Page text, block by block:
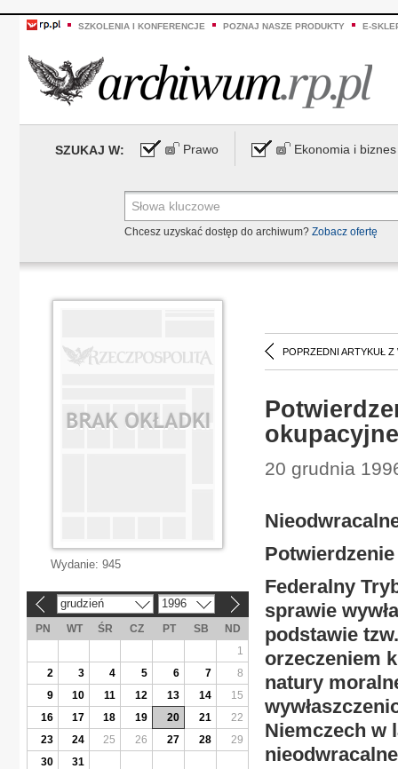
SZKOLENIA I KONFERENCJE POZNAJ NASZE PRODUKTY E-
SZUKAJ W: Prawo Ekonomia i biznes
Chcesz uzyskać dostęp do archiwum? Zobacz ofertę
POPRZEDNI ARTYKUŁ Z
20 grudnia
Federalny
sprawie
podstawie
orzeczeniem
natury
Niemczech w
Wydanie: 945
grudzień 1996
PN WT ŚR CZ PT SB
ND
1
2
3 4 5 6 7
8
9
10 11 12 13 14
15
16
17 18 19 20 21
22
23
24 25 26 27 28
29
30
31